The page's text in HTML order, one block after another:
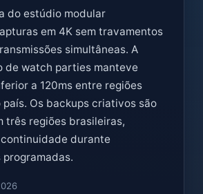
do estúdio modular
em 4K sem travamentos
simultâneas. A
de watch parties manteve
a 120ms entre regiões
Os backups criativos são
três regiões brasileiras,
durante